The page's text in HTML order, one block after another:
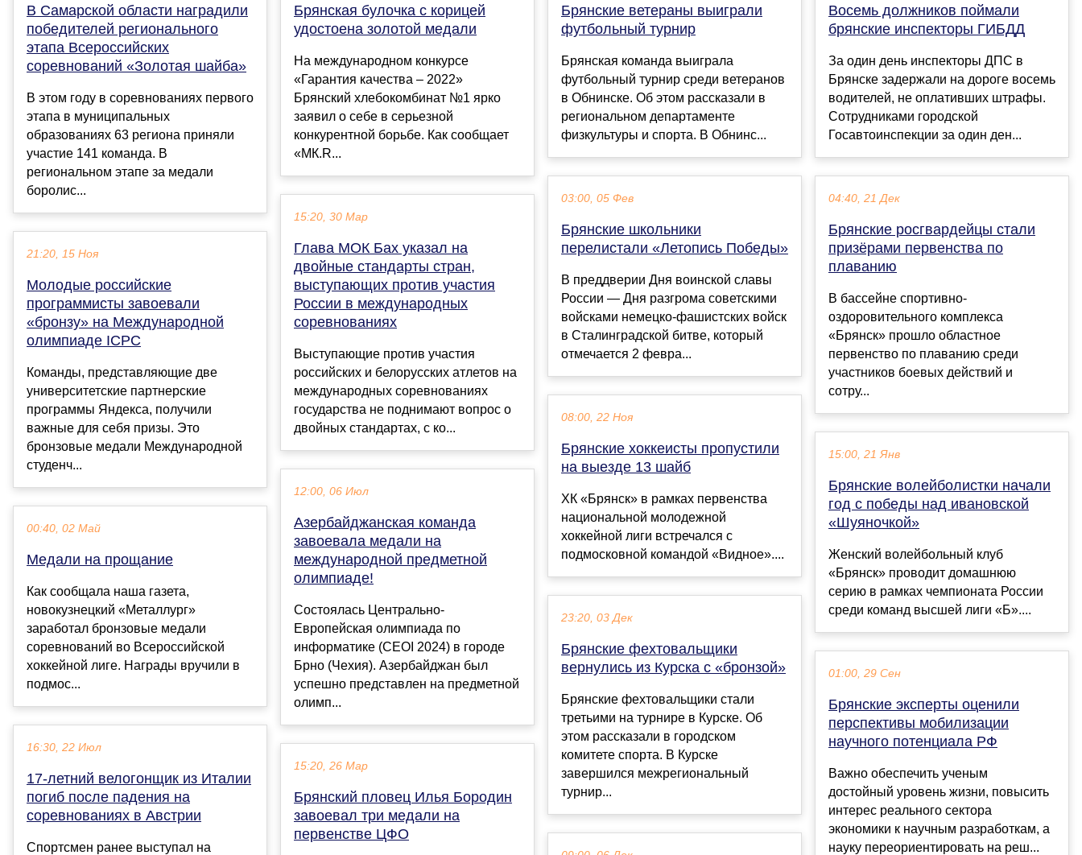
В Самарской области наградили
победителей регионального
этапа Всероссийских
соревнований «Золотая шайба»
В этом году в соревнованиях первого
этапа в муниципальных
образованиях 63 региона приняли
участие 141 команда. В
региональном этапе за медали
боролис...
21:20, 15 Ноя
Молодые российские
программисты завоевали
«бронзу» на Международной
олимпиаде ICPC
Команды, представляющие две
университетские партнерские
программы Яндекса, получили
важные для себя призы. Это
бронзовые медали Международной
студенч...
00:40, 02 Май
Медали на прощание
Как сообщала наша газета,
новокузнецкий «Металлург»
заработал бронзовые медали
соревнований во Всероссийской
хоккейной лиге. Награды вручили в
подмос...
16:30, 22 Июл
17-летний велогонщик из Италии
погиб после падения на
соревнованиях в Австрии
Спортсмен ранее выступал на
Брянская булочка с корицей
удостоена золотой медали
На международном конкурсе
«Гарантия качества – 2022»
Брянский хлебокомбинат №1 ярко
заявил о себе в серьезной
конкурентной борьбе. Как сообщает
«МК.R...
15:20, 30 Мар
Глава МОК Бах указал на
двойные стандарты стран,
выступающих против участия
России в международных
соревнованиях
Выступающие против участия
российских и белорусских атлетов на
международных соревнованиях
государства не поднимают вопрос о
двойных стандартах, с ко...
12:00, 06 Июл
Азербайджанская команда
завоевала медали на
международной предметной
олимпиаде!
Состоялась Центрально-
Европейская олимпиада по
информатике (CEOI 2024) в городе
Брно (Чехия). Азербайджан был
успешно представлен на предметной
олимп...
15:20, 26 Мар
Брянский пловец Илья Бородин
завоевал три медали на
первенстве ЦФО
Брянские ветераны выиграли
футбольный турнир
Брянская команда выиграла
футбольный турнир среди ветеранов
в Обнинске. Об этом рассказали в
региональном департаменте
физкультуры и спорта. В Обнинс...
03:00, 05 Фев
Брянские школьники
перелистали «Летопись Победы»
В преддверии Дня воинской славы
России — Дня разгрома советскими
войсками немецко-фашистских войск
в Сталинградской битве, который
отмечается 2 февра...
08:00, 22 Ноя
Брянские хоккеисты пропустили
на выезде 13 шайб
ХК «Брянск» в рамках первенства
национальной молодежной
хоккейной лиги встречался с
подмосковной командой «Видное»....
23:20, 03 Дек
Брянские фехтовальщики
вернулись из Курска с «бронзой»
Брянские фехтовальщики стали
третьими на турнире в Курске. Об
этом рассказали в городском
комитете спорта. В Курске
завершился межрегиональный
турнир...
Восемь должников поймали
брянские инспекторы ГИБДД
За один день инспекторы ДПС в
Брянске задержали на дороге восемь
водителей, не оплативших штрафы.
Сотрудниками городской
Госавтоинспекции за один ден...
04:40, 21 Дек
Брянские росгвардейцы стали
призёрами первенства по
плаванию
В бассейне спортивно-
оздоровительного комплекса
«Брянск» прошло областное
первенство по плаванию среди
участников боевых действий и
сотру...
15:00, 21 Янв
Брянские волейболистки начали
год с победы над ивановской
«Шуяночкой»
Женский волейбольный клуб
«Брянск» проводит домашнюю
серию в рамках чемпионата России
среди команд высшей лиги «Б»....
01:00, 29 Сен
Брянские эксперты оценили
перспективы мобилизации
научного потенциала РФ
Важно обеспечить ученым
достойный уровень жизни, повысить
интерес реального сектора
экономики к научным разработкам, а
науку переориентировать на реш...